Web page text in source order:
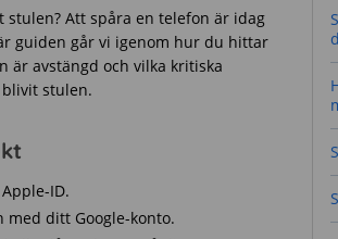
Att spåra en telefon är idag
guiden går vi igenom hur du hittar
är avstängd och vilka kritiska
stulen.
ID.
med ditt Google-konto.